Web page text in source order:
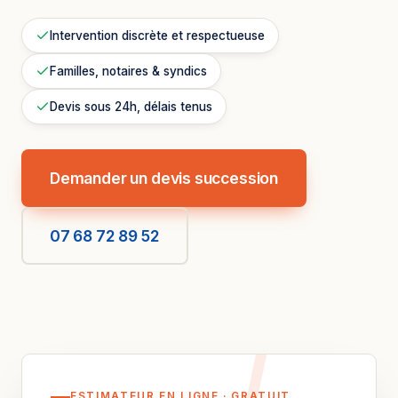
Intervention discrète et respectueuse
Familles, notaires & syndics
Devis sous 24h, délais tenus
Demander un devis succession
07 68 72 89 52